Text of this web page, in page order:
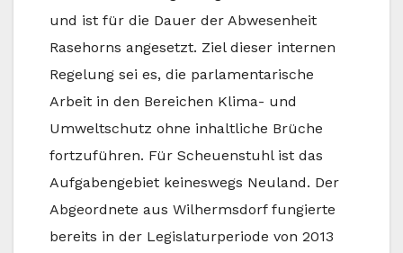
und ist für die Dauer der Abwesenheit
Rasehorns angesetzt. Ziel dieser internen
Regelung sei es, die parlamentarische
Arbeit in den Bereichen Klima- und
Umweltschutz ohne inhaltliche Brüche
fortzuführen. Für Scheuenstuhl ist das
Aufgabengebiet keineswegs Neuland. Der
Abgeordnete aus Wilhermsdorf fungierte
bereits in der Legislaturperiode von 2013